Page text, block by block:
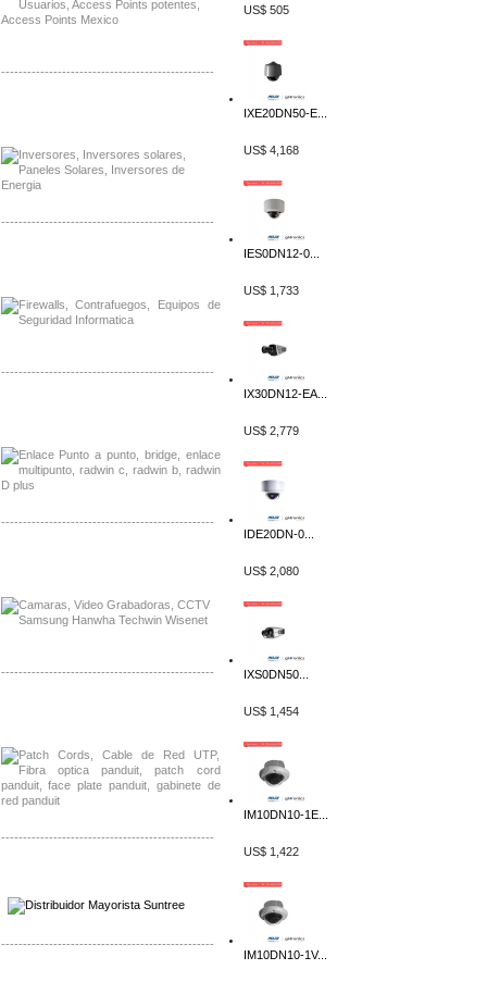
-------------------------------------------------
-------------------------------------------------
-------------------------------------------------
-------------------------------------------------
-------------------------------------------------
-------------------------------------------------
-------------------------------------------------
US$ 505
IXE20DN50-E...
US$ 4,168
IES0DN12-0...
US$ 1,733
IX30DN12-EA...
US$ 2,779
IDE20DN-0...
US$ 2,080
IXS0DN50...
US$ 1,454
IM10DN10-1E...
US$ 1,422
IM10DN10-1V...